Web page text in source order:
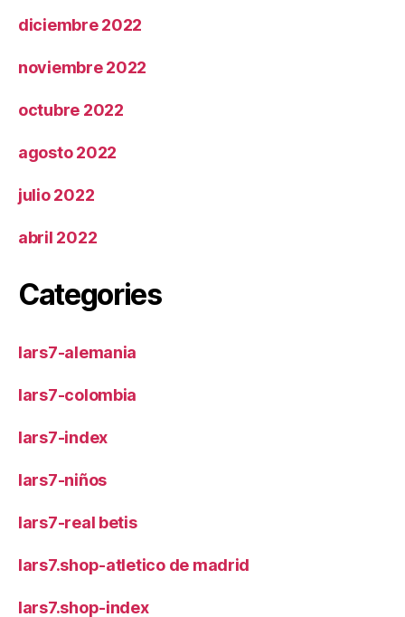
diciembre 2022
noviembre 2022
octubre 2022
agosto 2022
julio 2022
abril 2022
Categories
lars7-alemania
lars7-colombia
lars7-index
lars7-niños
lars7-real betis
lars7.shop-atletico de madrid
lars7.shop-index